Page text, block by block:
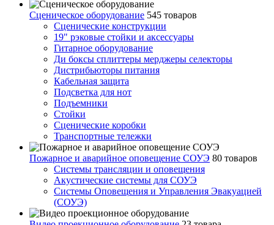
Сценическое оборудование 545 товаров
Сценические конструкции
19" рэковые стойки и аксесcуары
Гитарное оборудование
Ди боксы сплиттеры мерджеры селекторы
Дистрибьюторы питания
Кабельная защита
Подсветка для нот
Подъемники
Стойки
Сценические коробки
Транспортные тележки
Пожарное и аварийное оповещение СОУЭ 80 товаров
Cистемы трансляции и оповещения
Акустические системы для СОУЭ
Системы Оповещения и Управления Эвакуацией
(СОУЭ)